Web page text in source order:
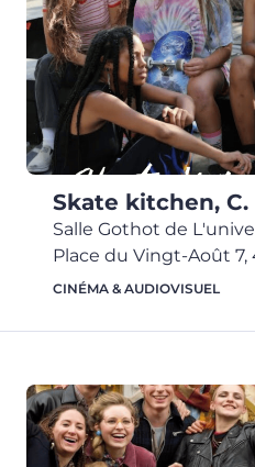
Skate kitchen,
Salle Gothot de
Place du Vingt-Août 7,
CINÉMA & AUDIOVISUEL